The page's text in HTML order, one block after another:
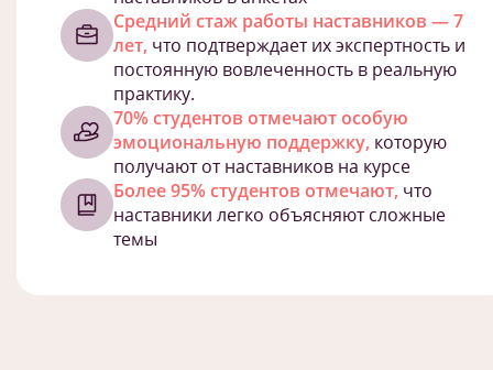
Средний стаж работы наставников — 7
лет, что подтверждает их экспертность и
постоянную вовлеченность в реальную
практику.
70% студентов отмечают особую
эмоциональную поддержку, которую
получают от наставников на курсе
Более 95% студентов отмечают, что
наставники легко объясняют сложные
темы